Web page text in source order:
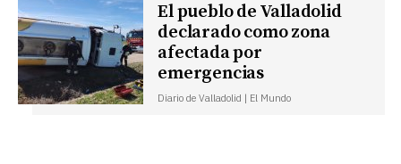
El pueblo de Valladolid
declarado como zona
afectada por
emergencias
Diario de Valladolid | El Mundo